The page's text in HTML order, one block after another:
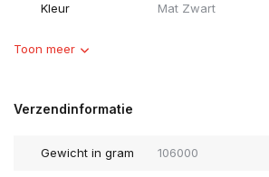
Kleur Mat Zwart
Toon meer
Verzendinformatie
Gewicht in gram 106000